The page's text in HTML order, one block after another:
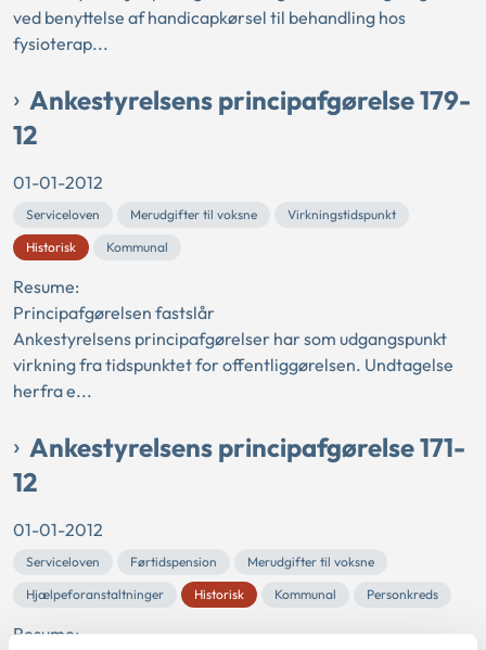
ved benyttelse af handicapkørsel til behandling hos
fysioterap...
Ankestyrelsens principafgørelse 179-
12
01-01-2012
Serviceloven Merudgifter til voksne
Virkningstidspunkt
Historisk
Kommunal
Resume:
Principafgørelsen fastslår
Ankestyrelsens principafgørelser har som udgangspunkt
virkning fra tidspunktet for offentliggørelsen. Undtagelse
herfra e...
Ankestyrelsens principafgørelse 171-
12
01-01-2012
Serviceloven Førtidspension
Merudgifter til voksne
Hjælpeforanstaltninger
Historisk Kommunal Personkreds
Resume: